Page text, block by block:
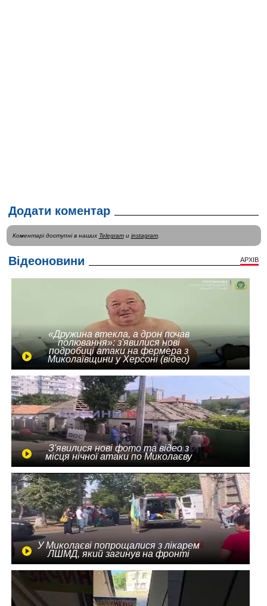
Додати коментар
Коментарі доступні в наших Telegramи instagram.
Відеоновини АРХІВ
«Дружина втекла, а дрон почав
полювання»: з'явилися нові
подробиці атаки на фермера з
Миколаївщини у Херсоні (відео)
З'явилися нові фото та відео з
місця нічної атаки по Миколаєву
У Миколаєві попрощалися з лікарем
ЛШМД, який загинув на фронті